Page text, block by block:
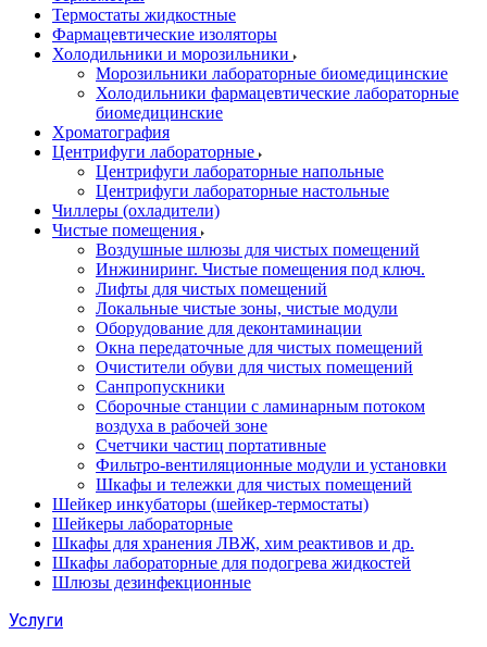
Термостаты жидкостные
Фармацевтические изоляторы
Холодильники и морозильники
Морозильники лабораторные биомедицинские
Холодильники фармацевтические лабораторные
биомедицинские
Хроматография
Центрифуги лабораторные
Центрифуги лабораторные напольные
Центрифуги лабораторные настольные
Чиллеры (охладители)
Чистые помещения
Воздушные шлюзы для чистых помещений
Инжиниринг. Чистые помещения под ключ.
Лифты для чистых помещений
Локальные чистые зоны, чистые модули
Оборудование для деконтаминации
Окна передаточные для чистых помещений
Очистители обуви для чистых помещений
Санпропускники
Сборочные станции с ламинарным потоком
воздуха в рабочей зоне
Счетчики частиц портативные
Фильтро-вентиляционные модули и установки
Шкафы и тележки для чистых помещений
Шейкер инкубаторы (шейкер-термостаты)
Шейкеры лабораторные
Шкафы для хранения ЛВЖ, хим реактивов и др.
Шкафы лабораторные для подогрева жидкостей
Шлюзы дезинфекционные
Услуги